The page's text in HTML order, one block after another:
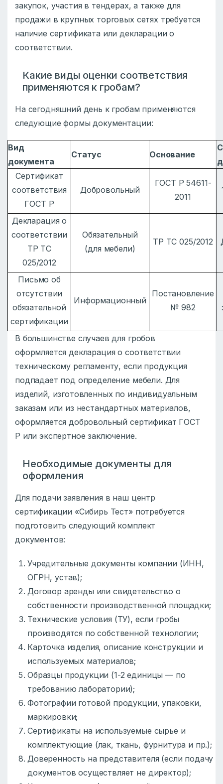
закупок, участия в тендерах, а также для
продажи в крупных торговых сетях требуется
наличие сертификата или декларации о
соответствии.
Какие виды оценки соответствия
применяются к гробам?
На сегодняшний день к гробам применяются
следующие формы документации:
Вид
документа
Статус Основание
Сертификат
соответствия
ГОСТ Р
Добровольный
ГОСТ Р 54611-
2011
Декларация о
соответствии
ТР ТС
025/2012
Обязательный
(для мебели)
ТР ТС 025/2012
Письмо об
отсутствии
обязательной
сертификации
Информационный
Постановление
№ 982
В большинстве случаев для гробов
оформляется декларация о соответствии
техническому регламенту, если продукция
подпадает под определение мебели. Для
изделий, изготовленных по индивидуальным
заказам или из нестандартных материалов,
оформляется добровольный сертификат ГОСТ
Р или экспертное заключение.
Необходимые документы для
оформления
Для подачи заявления в наш центр
сертификации «Сибирь Тест» потребуется
подготовить следующий комплект
документов:
Учредительные документы компании (ИНН,
ОГРН, устав);
Договор аренды или свидетельство о
собственности производственной площадки;
Технические условия (ТУ), если гробы
производятся по собственной технологии;
Карточка изделия, описание конструкции и
используемых материалов;
Образцы продукции (1-2 единицы — по
требованию лаборатории);
Фотографии готовой продукции, упаковки,
маркировки;
Сертификаты на используемые сырье и
комплектующие (лак, ткань, фурнитура и пр.);
Доверенность на представителя (если подачу
документов осуществляет не директор);